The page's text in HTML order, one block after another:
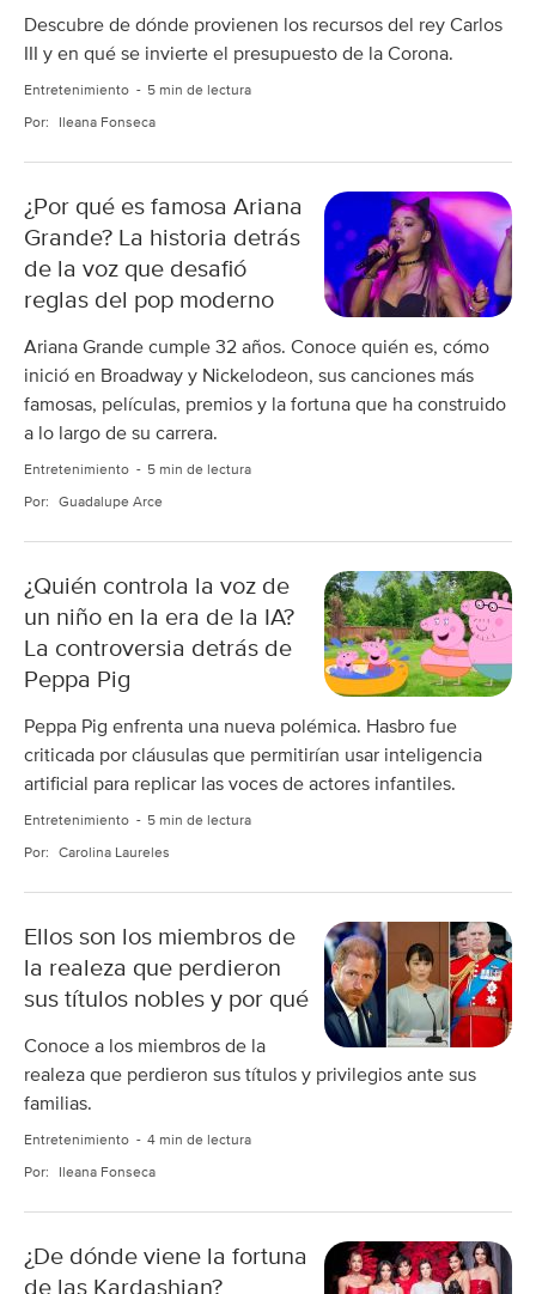
Descubre de dónde provienen los recursos del rey Carlos
III y en qué se invierte el presupuesto de la Corona.
Entretenimiento 5 min de lectura
Por: Ileana Fonseca
¿Por qué es famosa Ariana
Grande? La historia detrás
de la voz que desafió
reglas del pop moderno
Ariana Grande cumple 32 años. Conoce quién es, cómo
inició en Broadway y Nickelodeon, sus canciones más
famosas, películas, premios y la fortuna que ha construido
a lo largo de su carrera.
Entretenimiento 5 min de lectura
Por: Guadalupe Arce
¿Quién controla la voz de
un niño en la era de la IA?
La controversia detrás de
Peppa Pig
Peppa Pig enfrenta una nueva polémica. Hasbro fue
criticada por cláusulas que permitirían usar inteligencia
artificial para replicar las voces de actores infantiles.
Entretenimiento 5 min de lectura
Por: Carolina Laureles
Ellos son los miembros de
la realeza que perdieron
sus títulos nobles y por qué
Conoce a los miembros de la
realeza que perdieron sus títulos y privilegios ante sus
familias.
Entretenimiento 4 min de lectura
Por: Ileana Fonseca
¿De dónde viene la fortuna
de las Kardashian?